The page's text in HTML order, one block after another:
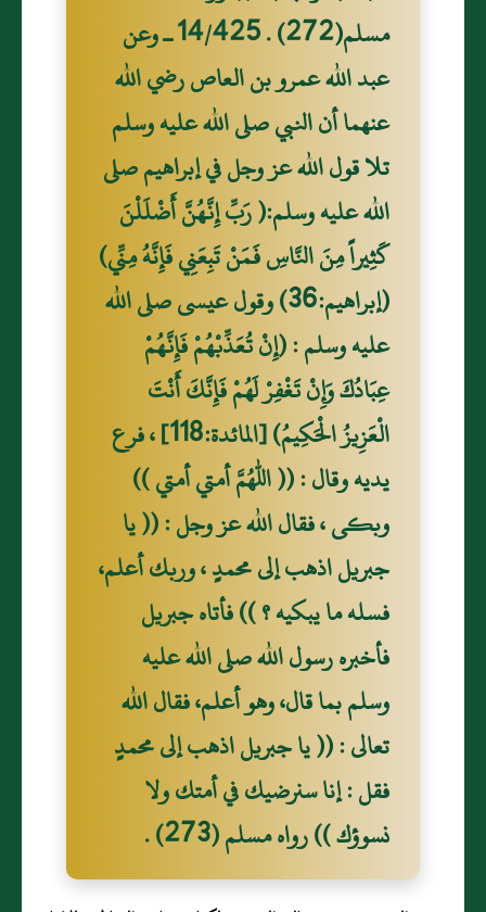
مسلم(272) . 14/425 ـ وعن
عبد الله عمرو بن العاص رضي الله
عنهما أن النبي صلى الله عليه وسلم
تلا قول الله عز وجل في إبراهيم صلى
الله عليه وسلم:( رَبِّ إِنَّهُنَّ أَضْلَلْنَ
كَثِيراً مِنَ النَّاسِ فَمَنْ تَبِعَنِي فَإِنَّهُ مِنِّي)
(إبراهيم:36) وقول عيسى صلى الله
عليه وسلم : (إِنْ تُعَذِّبْهُمْ فَإِنَّهُمْ
عِبَادُكَ وَإِنْ تَغْفِرْ لَهُمْ فَإِنَّكَ أَنْتَ
الْعَزِيزُ الْحَكِيمُ) [المائدة:118] ، فرع
يديه وقال : (( اللهم أمتي أمتي ))
وبكى ، فقال الله عز وجل : (( يا
جبريل اذهب إلى محمدٍ ، وربك أعلم،
فسله ما يبكيه ؟ )) فأتاه جبريل
فأخبره رسول الله صلى الله عليه
وسلم بما قال، وهو أعلم، فقال الله
تعالى : (( يا جبريل اذهب إلى محمدٍ
فقل : إنا سنرضيك في أمتك ولا
نسوؤك )) رواه مسلم (273) .